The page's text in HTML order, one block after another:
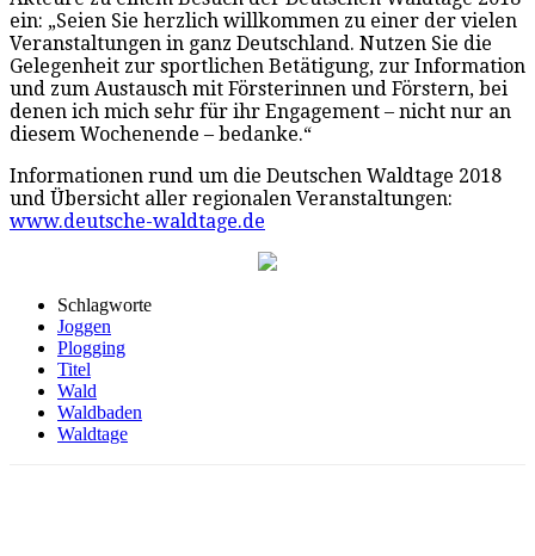
ein: „Seien Sie herzlich willkommen zu einer der vielen
Veranstaltungen in ganz Deutschland. Nutzen Sie die
Gelegenheit zur sportlichen Betätigung, zur Information
und zum Austausch mit Försterinnen und Förstern, bei
denen ich mich sehr für ihr Engagement – nicht nur an
diesem Wochenende – bedanke.“
Informationen rund um die Deutschen Waldtage 2018
und Übersicht aller regionalen Veranstaltungen:
www.deutsche-waldtage.de
Schlagworte
Joggen
Plogging
Titel
Wald
Waldbaden
Waldtage